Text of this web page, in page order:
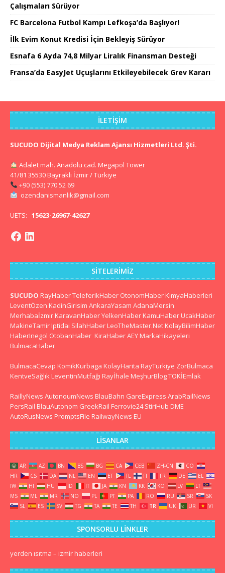
Çalışmaları Sürüyor
FC Barcelona Futbol Kampı Lefkoşa’da Başlıyor!
İlk Evim Konut Kredisi İçin Bekleyiş Sürüyor
Esnafa 6 Ayda 74,8 Milyar Liralık Finansman Desteği
Fransa’da EasyJet Uçuşlarını Etkileyebilecek Grev Kararı
İLETIŞIM
SUCUDO Dijital Medya Reklam Ajansı Hizmetleri Ltd. Şti.
Adalet mah. Anadolu cad. Megapol Tower
41/81 35530 Bayraklı İzmir / Türkiye
+90 (553) 770 52 69
ozendanismanlik@gmail.com
UETS: 15623-26967-42627
SITELERIMIZ
SUCUDO RayHaberTeleferikHaber OtonomHaber KimyaHaberleri
LeventÖzen KadinGirisim AnkaraYasam AdanaMersin
Merhabaİzmir KaravanHaberYelkenHaber KamuHaber UcakHaber
MakineTamir Iptidai SilahHaber LeoTheMaster.Net KolayBilimHaber
HaberInegol OtobanHaber KiraHaberAEY MarkaHikayeleri
BulmacaHaber
BulmacaCevap KomikKurbaga KolayHarita RayTurkiye ZorBulmaca
KentveSağlık LeventinMutfağı Rayİhale MeşhurBlogTOKİEmlak
RaillyNews AutonoumNews BlauBahn GareExpress ArabRailNews
PersRail BlauAutonom GreekRail Ferrovie24 StiriHub DME
AutoRusNews PromptsFile RailwayNews EU
LISANLAR
AR AZ BN BS BG CA CEB ZH-CN
CO
HR
CS DA NL EN ET TL FI FR DE
EL
IW
HI HU ID IT JA KN KK KO LV
LT
MS
ML MR NO PL PT PA RO RU SR
SK
SL
ES SV TG TA TE TH TR UK UR VI
SPONSORLU LINKLER
yerden ısıtma – izmir haberleri